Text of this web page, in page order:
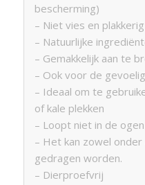
bescherming)
– Niet vies en plakkerig
– Natuurlijke
– Gemakkelijk aan te
– Ook voor de
– Ideaal om te
of kale plekken
– Loopt niet in de ogen
– Het kan zowel
gedragen worden.
– Dierproefvrij